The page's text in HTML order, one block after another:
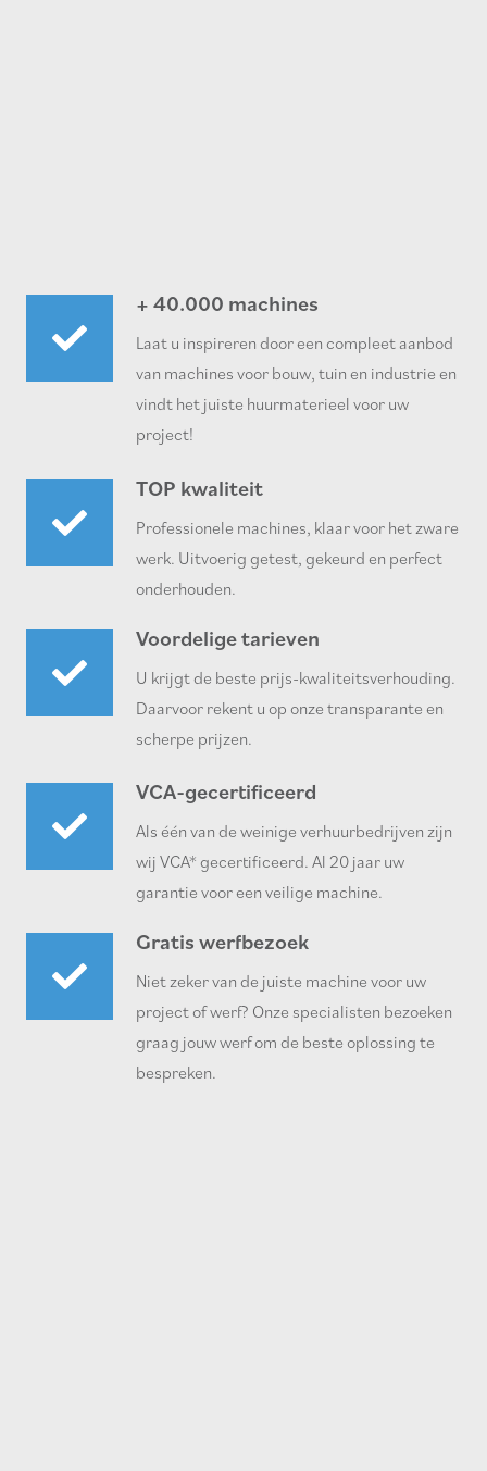
+ 40.000 machines
Laat u inspireren door een compleet aanbod
van machines voor bouw, tuin en industrie en
vindt het juiste huurmaterieel voor uw
project!
TOP kwaliteit
Professionele machines, klaar voor het zware
werk. Uitvoerig getest, gekeurd en perfect
onderhouden.
Voordelige tarieven
U krijgt de beste prijs-kwaliteitsverhouding.
Daarvoor rekent u op onze transparante en
scherpe prijzen.
VCA-gecertificeerd
Als één van de weinige verhuurbedrijven zijn
wij VCA* gecertificeerd. Al 20 jaar uw
garantie voor een veilige machine.
Gratis werfbezoek
Niet zeker van de juiste machine voor uw
project of werf? Onze specialisten bezoeken
graag jouw werf om de beste oplossing te
bespreken.